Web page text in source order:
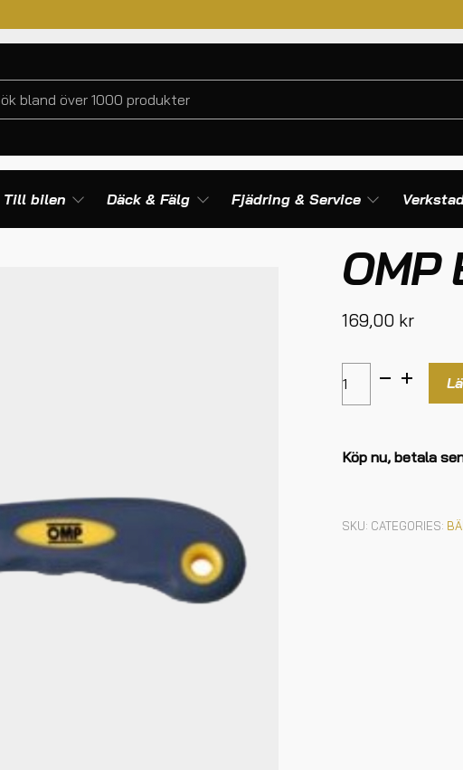
Till bilen Däck & Fälg Fjädring & Service
OMP
169,00 kr
Köp nu, betala
SKU: CATEGORIES: